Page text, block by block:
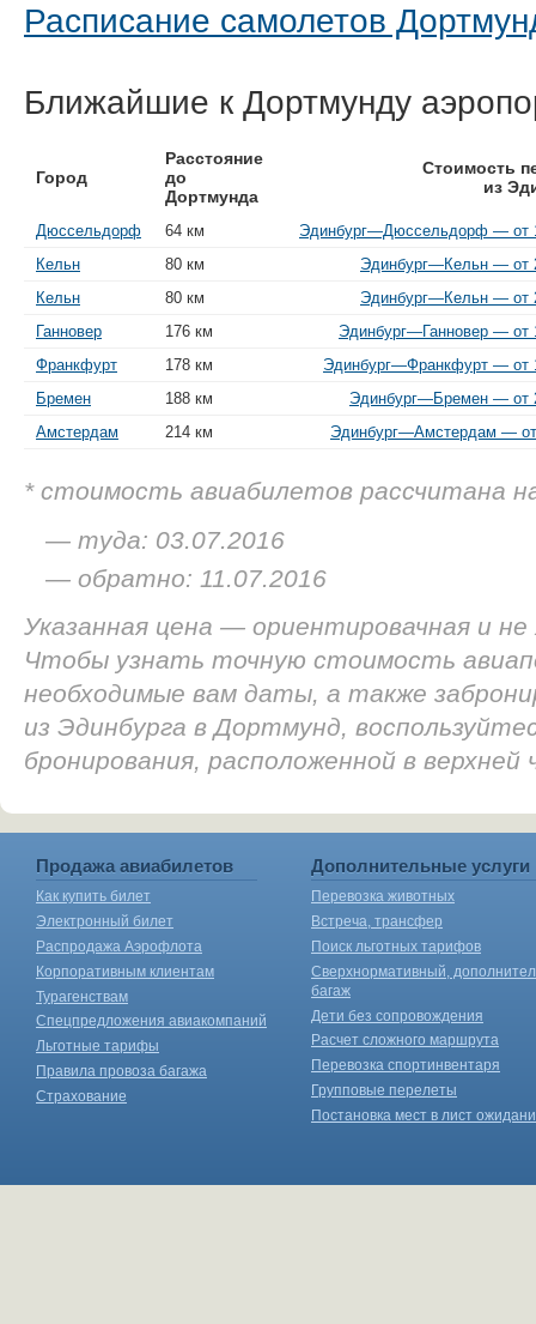
Расписание самолетов
Ближайшие к Дортмунду
Город
Расстояние
до
Дортмунда
Стоимость
из
Дюссельдорф 64 км
Эдинбург—Дюссельдорф — от
Кельн
80 км
Эдинбург—Кельн — от
Кельн
80 км
Эдинбург—Кельн — от
Ганновер
176 км
Эдинбург—Ганновер — от
Франкфурт
178 км
Эдинбург—Франкфурт — от
Бремен
188 км
Эдинбург—Бремен — от
Амстердам
214 км Эдинбург—Амстердам —
* стоимость авиабилетов рассчитана
— туда: 03.07.2016
— обратно: 11.07.2016
Указанная цена — ориентировачная и
Чтобы узнать точную стоимость
необходимые вам даты, а также
из Эдинбурга в Дортмунд,
бронирования, расположенной в
Продажа авиабилетов
Как купить билет
Электронный билет
Распродажа Аэрофлота
Корпоративным клиентам
Турагенствам
Спецпредложения авиакомпаний
Льготные тарифы
Правила провоза багажа
Страхование
Дополнительные услуги
Перевозка животных
Встреча, трансфер
Поиск льготных тарифов
Сверхнормативный,
багаж
Дети без сопровождения
Расчет сложного маршрута
Перевозка спортинвентаря
Групповые перелеты
Постановка мест в лист